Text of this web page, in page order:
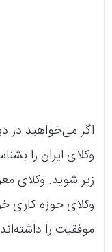
اگر می‌خواهید در
وکلای ایران را
زیر شوید. وکلای
وکلای حوزه کاری
موفقیت را